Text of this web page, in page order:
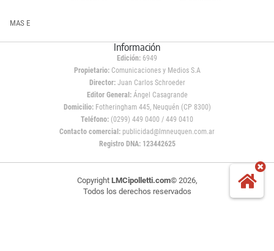
MAS E
Información
Edición: 6949
Propietario:Comunicaciones y Medios S.A
Director: Juan Carlos Schroeder
Editor General:Ángel Casagrande
Domicilio:Fotheringham 445, Neuquén (CP 8300)
Teléfono: (0299) 449 0400 / 449 0410
Contacto comercial: publicidad@lmneuquen.com.ar
Registro DNA: 123442625
Copyright LMCipolletti.com© 2026,
Todos los derechos reservados